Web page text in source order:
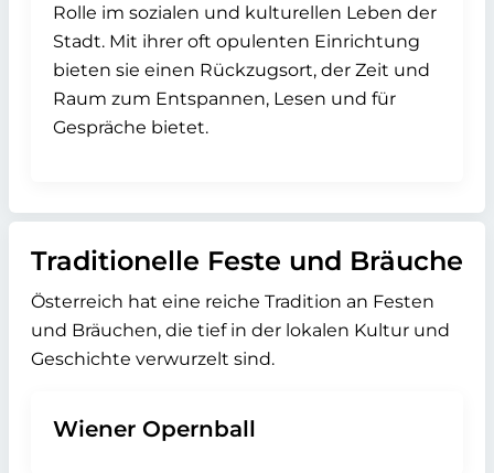
Rolle im sozialen und kulturellen Leben der
Stadt. Mit ihrer oft opulenten Einrichtung
bieten sie einen Rückzugsort, der Zeit und
Raum zum Entspannen, Lesen und für
Gespräche bietet.
Traditionelle Feste und Bräuche
Österreich hat eine reiche Tradition an Festen
und Bräuchen, die tief in der lokalen Kultur und
Geschichte verwurzelt sind.
Wiener Opernball